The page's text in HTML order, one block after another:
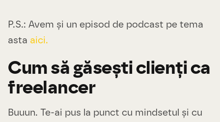
P.S.: Avem și un episod de podcast pe tema
asta aici.
Cum să găsești clienți ca
freelancer
Buuun. Te-ai pus la punct cu mindsetul și cu